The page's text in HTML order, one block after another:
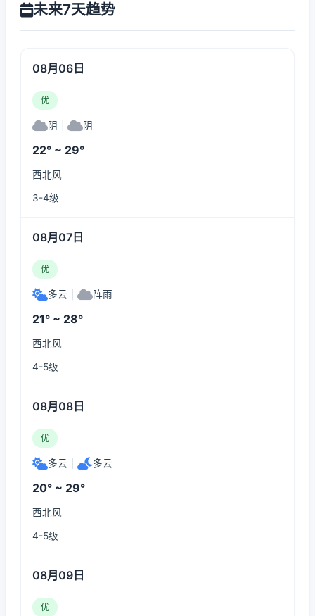
未来7天趋势
08月06日
优
阴 阴
22° ~ 29°
西北风
3-4级
08月07日
优
多云 阵雨
21° ~ 28°
西北风
4-5级
08月08日
优
多云 多云
20° ~ 29°
西北风
4-5级
08月09日
优